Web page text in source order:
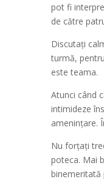
pot fi
de către
Discutați
turmă,
este teama.
Atunci când
intimideze
amenințare.
Nu forțați
poteca. Mai
binemeritată